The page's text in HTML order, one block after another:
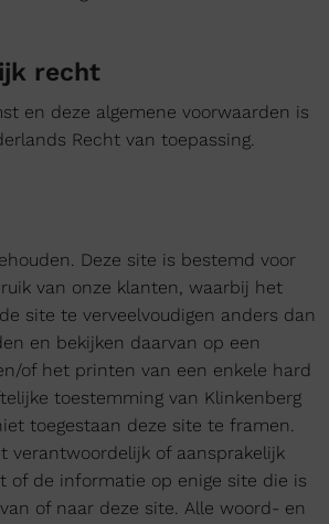
recht
en deze algemene voorwaarden is
Recht van toepassing.
Deze site is bestemd voor
van onze klanten, waarbij het
site te verveelvoudigen anders dan
en bekijken daarvan op een
of het printen van een enkele hard
toestemming van Klinkenberg
toegestaan deze site te framen.
verantwoordelijk of aansprakelijk
of de informatie op enige site die is
of naar deze site. Alle woord- en